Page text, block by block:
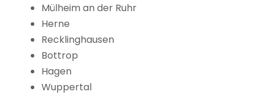
Mülheim an der Ruhr
Herne
Recklinghausen
Bottrop
Hagen
Wuppertal